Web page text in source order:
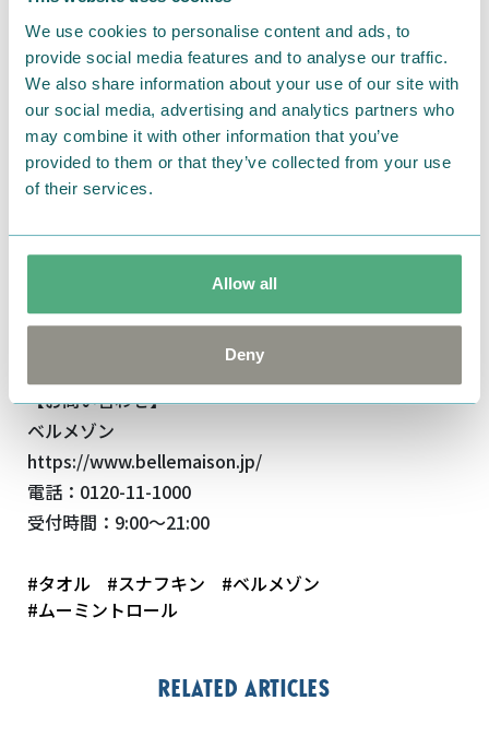
We use cookies to personalise content and ads, to
provide social media features and to analyse our traffic.
We also share information about your use of our site with
our social media, advertising and analytics partners who
may combine it with other information that you’ve
provided to them or that they’ve collected from your use
of their services.
Allow all
Deny
商品情報
商品名：ふんわりタオル
価格：1,290円(税込)
ベルメゾンでは他にもムーミンのかわいいアイテムが
「ムーミン」グッズ特集はこちら
【お問い合わせ】
ベルメゾン
https://www.bellemaison.jp/
電話： 0120-11-1000
受付時間： 9:00～21:00
#タオル #スナフキン
#ベルメゾン
#ムーミントロール
Related articles